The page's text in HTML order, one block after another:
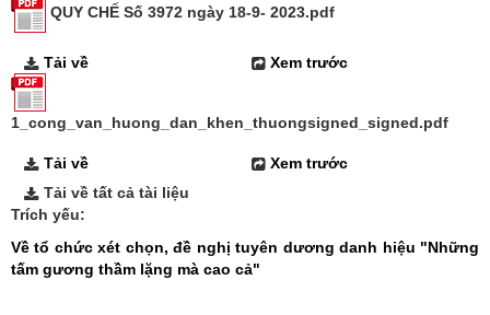
QUY CHẾ Số 3972 ngày 18-9- 2023.pdf
Tải về Xem trước
1_cong_van_huong_dan_khen_thuongsigned_signed.pdf
Tải về
Xem trước
Tải về tất cả tài liệu
Trích yếu:
Về tổ chức xét chọn, đề nghị tuyên dương danh hiệu "Những
tấm gương thầm lặng mà cao cả"